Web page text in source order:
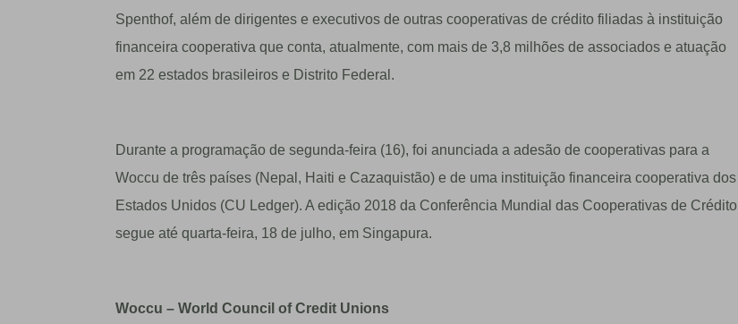
Spenthof, além de dirigentes e executivos de outras cooperativas de crédito filiadas à instituição
financeira cooperativa que conta, atualmente, com mais de 3,8 milhões de associados e atuação
em 22 estados brasileiros e Distrito Federal.
Durante a programação de segunda-feira (16), foi anunciada a adesão de cooperativas para a
Woccu de três países (Nepal, Haiti e Cazaquistão) e de uma instituição financeira cooperativa dos
Estados Unidos (CU Ledger). A edição 2018 da Conferência Mundial das Cooperativas de Crédito
segue até quarta-feira, 18 de julho, em Singapura.
Woccu – World Council of Credit Unions